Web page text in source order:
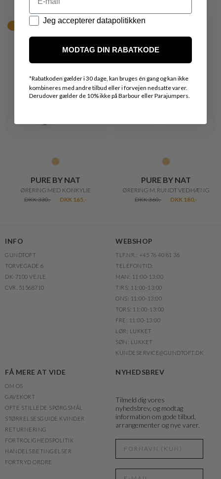
PURE BY NAT
ØRERING MED KONKYLIE
DKK 330,-
DKK 165,-
PURE BY NAT
ØRERING M. RUNDT VEDHÆNG
DKK 360,-
DKK 180,-
INFO
GUNDTOFT
TORVEGADE 6
DK-7100 VEJLE
CVR. 51568710
WEBSHOP
TLF.NR.: +45 76 40 81 36
TELEFONTID:
MAN: 11:00-13:00
TIRS: 11:00-13:00
ONS: 11:00-13:00
TORS: 11:00-13:00
FRE: 11:00-13:00
LØR: LUKKET
SØN: LUKKET
KUNDESERVICE@GUNDTOFT.DK
FÅ MERE AT VIDE
OM OS
GAVEKORT
OFTE STILLEDE SPØRGSMÅL
STØRRELSESGUIDE KVINDER
RETURNERING
FORTROLIGHEDSPOLITIK
HANDELSBETINGELSER
FORTRYD ORDRE
NYHEDSBREV
Tilmeld dig vores
nyhedsbrev, og modtag
information om gode tilbud,
arrangementer og nye varer.
Datapolitik
Jeg accepterer datapolitikken
MODTAG DIN RABATKODE
*Rabatkoden gælder i 30 dage, kan bruges én gang og kan ikke
kombineres med andre tilbud eller i forvejen nedsatte varer.
Derudover gælder de 10% ikke på Barbour eller Parajumpers.